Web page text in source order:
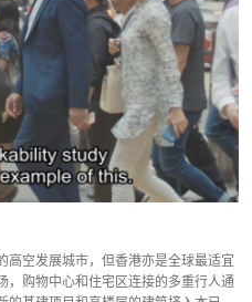
高空发展城市，但香港亦是全球最适宜
，购物中心和住宅区连接的多重行人通